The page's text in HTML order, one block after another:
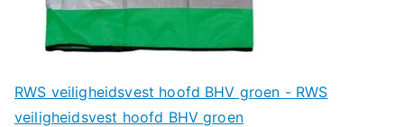
RWS veiligheidsvest hoofd BHV groen - RWS
veiligheidsvest hoofd BHV groen